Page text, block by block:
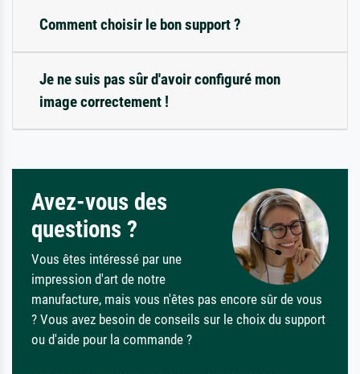
Comment choisir le bon support ?
Je ne suis pas sûr d'avoir configuré mon
image correctement !
Avez-vous des
questions ?
Vous êtes intéressé par une
impression d'art de notre
manufacture, mais vous n'êtes pas encore sûr de vous
? Vous avez besoin de conseils sur le choix du support
ou d'aide pour la commande ?